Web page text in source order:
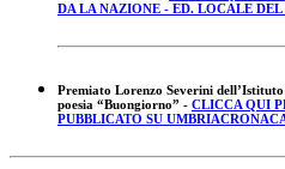
DA LA NAZIONE - ED. LOCALE DEL
Premiato Lorenzo Severini
poesia “Buongiorno” - CLICCA QUI
PUBBLICATO SU